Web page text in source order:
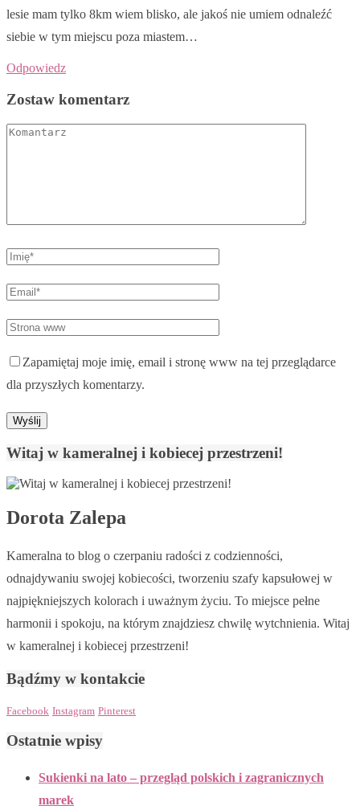
lesie mam tylko 8km wiem blisko, ale jakoś nie umiem odnaleźć
siebie w tym miejscu poza miastem…
Odpowiedz
Zostaw komentarz
Zapamiętaj moje imię, email i stronę www na tej przeglądarce
dla przyszłych komentarzy.
Witaj w kameralnej i kobiecej przestrzeni!
Dorota Zalepa
Kameralna to blog o czerpaniu radości z codzienności,
odnajdywaniu swojej kobiecości, tworzeniu szafy kapsułowej w
najpiękniejszych kolorach i uważnym życiu. To miejsce pełne
harmonii i spokoju, na którym znajdziesz chwilę wytchnienia. Witaj
w kameralnej i kobiecej przestrzeni!
Bądźmy w kontakcie
Facebook Instagram Pinterest
Ostatnie wpisy
Sukienki na lato – przegląd polskich i zagranicznych
marek